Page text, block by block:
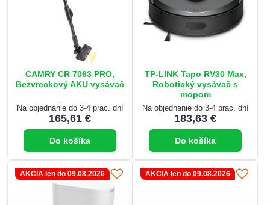
CAMRY CR 7063 PRO,
Bezvreckový AKU vysávač
Na objednanie do 3-4 prac. dní
165,61 €
Do košíka
TP-LINK Tapo RV30 Max,
Robotický vysávač s
mopom
Na objednanie do 3-4 prac. dní
183,63 €
Do košíka
AKCIA len do 09.08.2026 AKCIA len do 09.08.2026